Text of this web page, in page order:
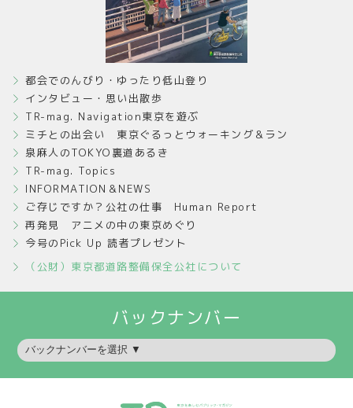
都会でのんびり・ゆったり低山登り
インタビュー・思い出散歩
TR-mag. Navigation東京を遊ぶ
ミチとの出会い 東京ぐるっとウォーキング＆ラン
泉麻人のTOKYO裏道あるき
TR-mag. Topics
INFORMATION＆NEWS
ご存じですか？公社の仕事 Human Report
再発見 アニメの中の東京めぐり
今号のPick Up 読者プレゼント
（公財）東京都道路整備保全公社について